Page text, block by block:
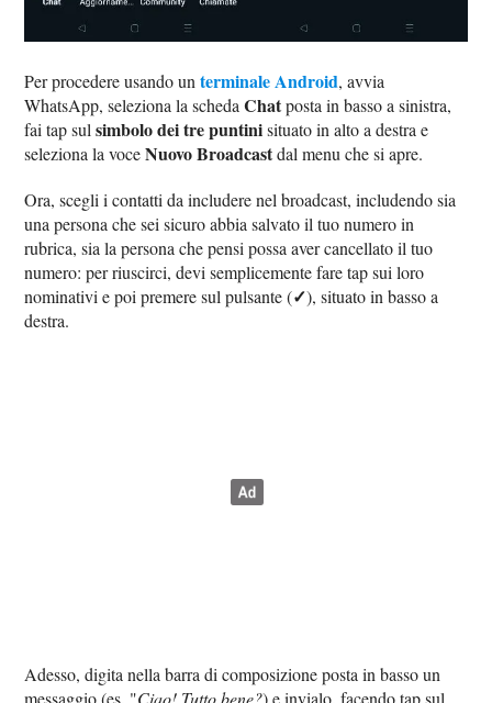
Per procedere usando unterminale Android, avvia
WhatsApp, seleziona la schedaChatposta in basso a sinistra,
fai tap sulsimbolo dei tre puntinisituato in alto a destra e
seleziona la voceNuovo Broadcastdal menu che si apre.
Ora, scegli i contatti da includere nel broadcast, includendo sia
una persona che sei sicuro abbia salvato il tuo numero in
rubrica, sia la persona che pensi possa aver cancellato il tuo
numero: per riuscirci, devi semplicemente fare tap sui loro
nominativi e poi premere sul pulsante (✓), situato in basso a
destra.
Adesso, digita nella barra di composizione posta in basso un